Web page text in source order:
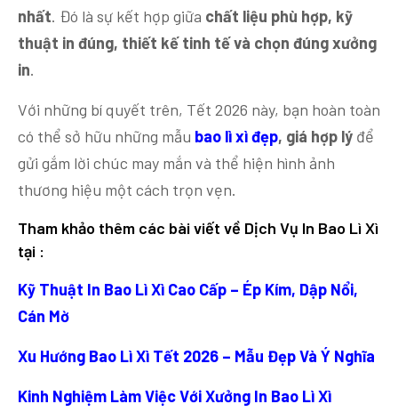
nhất. Đó là sự kết hợp giữa chất liệu phù hợp, kỹ
thuật in đúng, thiết kế tinh tế và chọn đúng xưởng
in.
Với những bí quyết trên, Tết 2026 này, bạn hoàn toàn
có thể sở hữu những mẫu bao lì xì đẹp, giá hợp lý để
gửi gắm lời chúc may mắn và thể hiện hình ảnh
thương hiệu một cách trọn vẹn.
Tham khảo thêm các bài viết về Dịch Vụ In Bao Lì Xì
tại :
Kỹ Thuật In Bao Lì Xì Cao Cấp – Ép Kím, Dập Nổi,
Cán Mờ
Xu Hướng Bao Lì Xì Tết 2026 – Mẫu Đẹp Và Ý Nghĩa
Kinh Nghiệm Làm Việc Với Xưởng In Bao Lì Xì